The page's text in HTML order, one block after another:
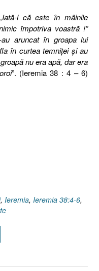
l că este în mâinile
împotriva voastră !”
aruncat în groapa lui
în curtea temniţei şi au
nu era apă, dar era
”. (Ieremia 38 : 4 – 6)
, Ieremia, Ieremia 38:4-6,